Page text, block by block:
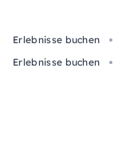
Erlebnisse buchen
Erlebnisse buchen